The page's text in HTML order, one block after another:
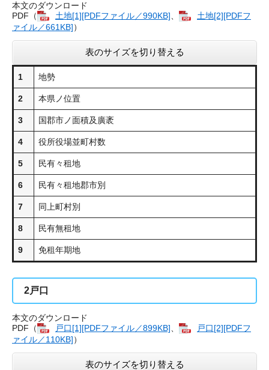
本文のダウンロード
PDF（
土地[1][PDFファイル／990KB]
土地[2][PDFフ
ァイル／661KB]）
表のサイズを切り替える
1 地勢
2 本県ノ位置
3 国郡市ノ面積及廣袤
4 役所役場並町村数
5 民有々租地
6 民有々租地郡市別
7 同上町村別
8 民有無租地
9 免租年期地
2戸口
本文のダウンロード
PDF（
戸口[1][PDFファイル／899KB]
戸口[2][PDFフ
ァイル／110KB]）
表のサイズを切り替える